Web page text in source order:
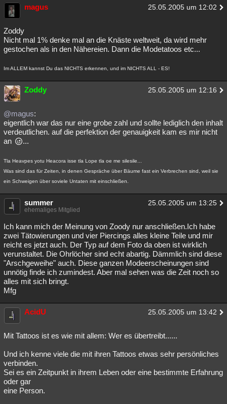
magus 25.05.2005 um 12:02
Zoddy
Nicht mal 1% denke mal an die Knäste weltweit, da wird mehr
gestochen als in den Nähereien. Dann die Modetatoos etc...
Im ALLEM kannst Du das NICHTS erkennen, und im NICHTS ALL - ES!
Zoddy 25.05.2005 um 12:16
@magus:
eigentlich war das nur eine grobe zahl und sollte lediglich den inhalt
verdeutlichen. auf die perfektion der genauigkeit kam es mir nicht
an
...
Tla Heavpes yotu Heacora isse tla Lope tla oe me silesile...
Was sind das für Zeiten, in denen Gespräche über Bäume fast ein Verbrechen sind, weil sie
ein Schweigen über soviele Untaten mit einschließen.
summer 25.05.2005 um 13:25
ehemaliges Mitglied
Ich kann mich der Meinung von Zoody nur anschließen.Ich habe
zwei Tätowierungen und vier Piercings alles kleine Teile und mir
reicht es jetzt auch. Der Typ auf dem Foto da oben ist wirklich
verunstaltet. Die Ohrlöcher sind echt abartig. Dämmlich sind diese
"Arschgeweihe" auch. Diese ganzen Modeerscheinungen sind
unnötig finde ich zumindest. Aber mal sehen was die Zeit noch so
alles mit sich bringt.
Mfg
AcidU 25.05.2005 um 13:42
Mit Tattoos ist es wie mit allem: Wer es übertreibt......
Und ich kenne viele die mit ihren Tattoos etwas sehr persönliches
verbinden.
Sei es ein Zeitpunkt in ihrem Leben oder eine bestimmte Erfahrung
oder gar
eine Person.